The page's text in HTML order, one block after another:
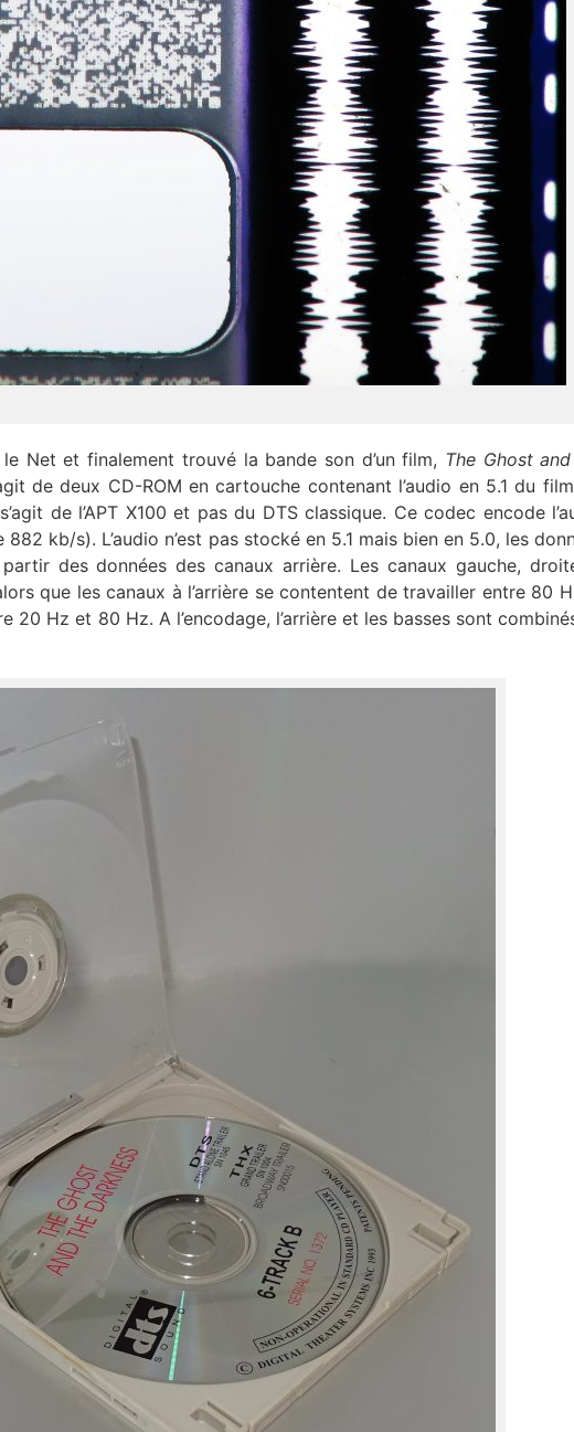
le Net et finalement trouvé la bande son d’un film, The Ghost
de deux CD-ROM en cartouche contenant l’audio en 5.1 du
de l’APT X100 et pas du DTS classique. Ce codec encode
kb/s). L’audio n’est pas stocké en 5.1 mais bien en 5.0, les
des données des canaux arrière. Les canaux gauche,
que les canaux à l’arrière se contentent de travailler entre 80
20 Hz et 80 Hz. A l’encodage, l’arrière et les basses sont